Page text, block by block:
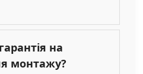
на
монтажу?